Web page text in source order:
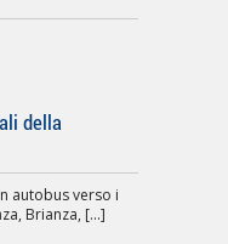
della
autobus verso i
Brianza, [...]